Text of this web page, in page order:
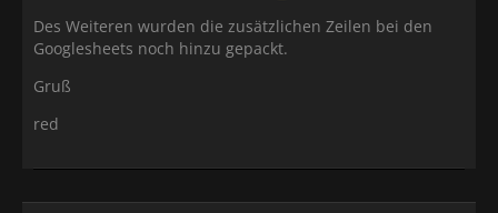
Des Weiteren wurden die zusätzlichen Zeilen bei den
Googlesheets noch hinzu gepackt.
Gruß
red